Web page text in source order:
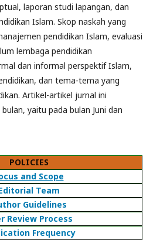
laporan studi lapangan, dan
Islam. Skop naskah yang
pendidikan Islam, evaluasi
lembaga pendidikan
dan informal perspektif Islam,
dan tema-tema yang
Artikel-artikel jurnal ini
yaitu pada bulan Juni dan
POLICIES
and Scope
Team
Guidelines
Review Process
Frequency